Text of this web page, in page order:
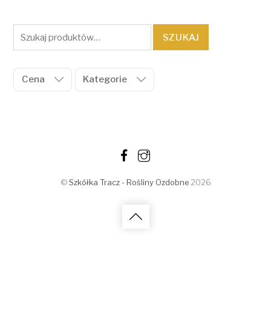
Szukaj:
SZUKAJ
Cena Kategorie
© Szkółka Tracz - Rośliny Ozdobne2026